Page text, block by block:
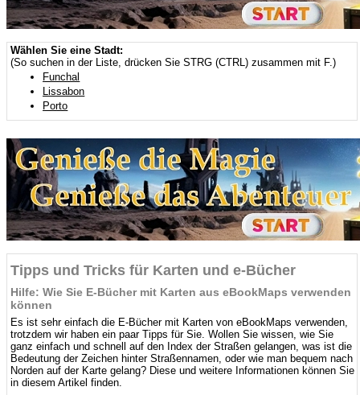
Wählen Sie eine Stadt:
(So suchen in der Liste, drücken Sie STRG (CTRL) zusammen mit F.)
Funchal
Lissabon
Porto
Tipps und Tricks für Karten und e-Bücher
Hilfe: Wie Sie E-Bücher mit Karten aus eBookMaps verwenden
können
Es ist sehr einfach die E-Bücher mit Karten von eBookMaps verwenden,
trotzdem wir haben ein paar Tipps für Sie. Wollen Sie wissen, wie Sie
ganz einfach und schnell auf den Index der Straßen gelangen, was ist die
Bedeutung der Zeichen hinter Straßennamen, oder wie man bequem nach
Norden auf der Karte gelang? Diese und weitere Informationen können Sie
in diesem Artikel finden.